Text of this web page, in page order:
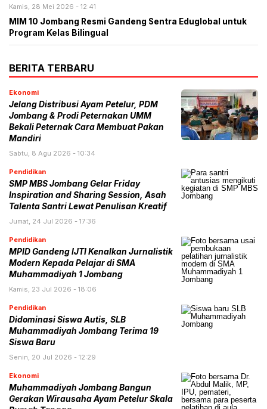
Kamis, 28 Mei 2026 - 12:41
MIM 10 Jombang Resmi Gandeng Sentra Eduglobal untuk
Program Kelas Bilingual
BERITA TERBARU
Ekonomi
Jelang Distribusi Ayam Petelur, PDM
Jombang & Prodi Peternakan UMM
Bekali Peternak Cara Membuat Pakan
Mandiri
Sabtu, 8 Agu 2026 - 10:34
Pendidikan
SMP MBS Jombang Gelar Friday
Inspiration and Sharing Session, Asah
Talenta Santri Lewat Penulisan Kreatif
Jumat, 24 Jul 2026 - 17:36
Pendidikan
MPID Gandeng IJTI Kenalkan Jurnalistik
Modern Kepada Pelajar di SMA
Muhammadiyah 1 Jombang
Kamis, 23 Jul 2026 - 18:06
Pendidikan
Didominasi Siswa Autis, SLB
Muhammadiyah Jombang Terima 19
Siswa Baru
Senin, 20 Jul 2026 - 12:29
Ekonomi
Muhammadiyah Jombang Bangun
Gerakan Wirausaha Ayam Petelur Skala